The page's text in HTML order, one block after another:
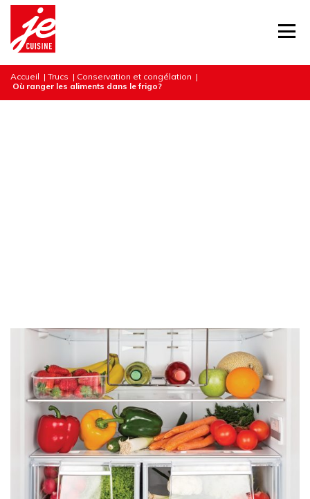
Accueil | Trucs | Conservation et congélation |
Où ranger les aliments dans le frigo?